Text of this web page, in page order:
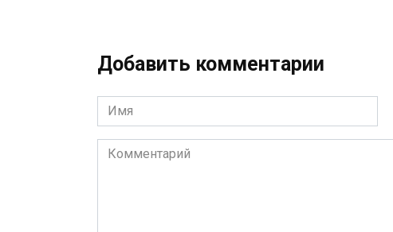
Добавить комментарии
Имя
*
Комментарий